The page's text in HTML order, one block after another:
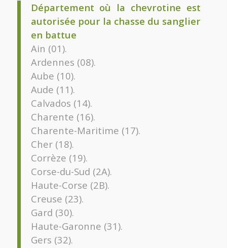
Département où la chevrotine est
autorisée pour la chasse du sanglier
en battue
Ain (01).
Ardennes (08).
Aube (10).
Aude (11).
Calvados (14).
Charente (16).
Charente-Maritime (17).
Cher (18).
Corrèze (19).
Corse-du-Sud (2A).
Haute-Corse (2B).
Creuse (23).
Gard (30).
Haute-Garonne (31).
Gers (32).